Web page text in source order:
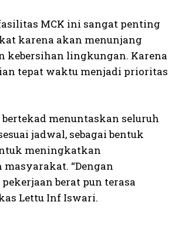
MCK ini sangat penting
karena akan menunjang
kebersihan lingkungan. Karena
tepat waktu menjadi prioritas
bertekad menuntaskan seluruh
jadwal, sebagai bentuk
meningkatkan
masyarakat. “Dengan
berat pun terasa
Lettu Inf Iswari.